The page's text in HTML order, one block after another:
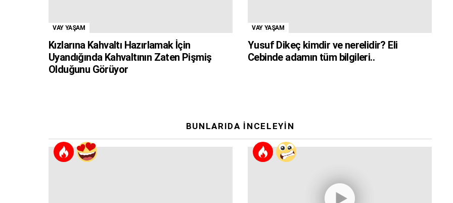
VAY YAŞAM
Kızlarına Kahvaltı Hazırlamak İçin
Uyandığında Kahvaltının Zaten Pişmiş
Olduğunu Görüyor
VAY YAŞAM
Yusuf Dikeç kimdir ve nerelidir? Eli
Cebinde adamın tüm bilgileri..
BUNLARIDA İNCELEYIN